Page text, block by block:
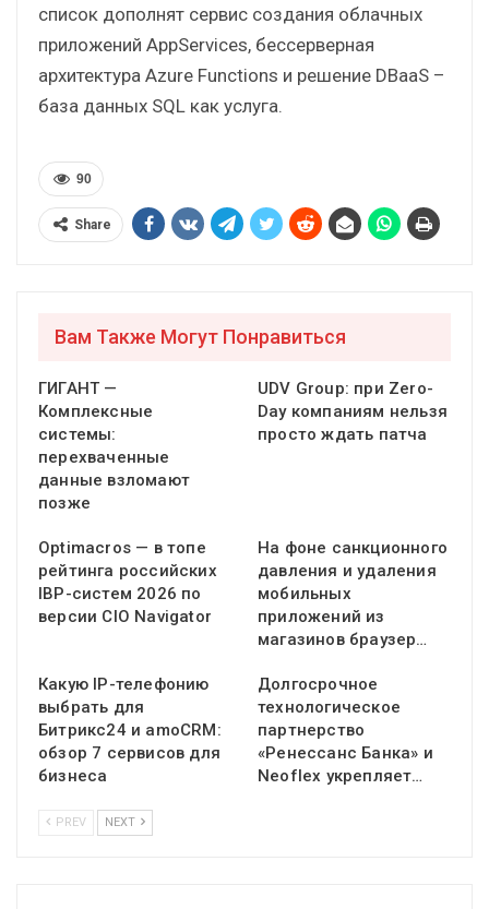
список дополнят сервис создания облачных
приложений AppServices, бессерверная
архитектура Azure Functions и решение DBaaS –
база данных SQL как услуга.
90
Share
Вам Также Могут Понравиться
ГИГАНТ —
Комплексные
системы:
перехваченные
данные взломают
позже
UDV Group: при Zero-
Day компаниям нельзя
просто ждать патча
Optimacros — в топе
рейтинга российских
IBP-систем 2026 по
версии CIO Navigator
На фоне санкционного
давления и удаления
мобильных
приложений из
магазинов браузер…
Какую IP-телефонию
выбрать для
Битрикс24 и amoCRM:
обзор 7 сервисов для
бизнеса
Долгосрочное
технологическое
партнерство
«Ренессанс Банка» и
Neoflex укрепляет…
PREV NEXT